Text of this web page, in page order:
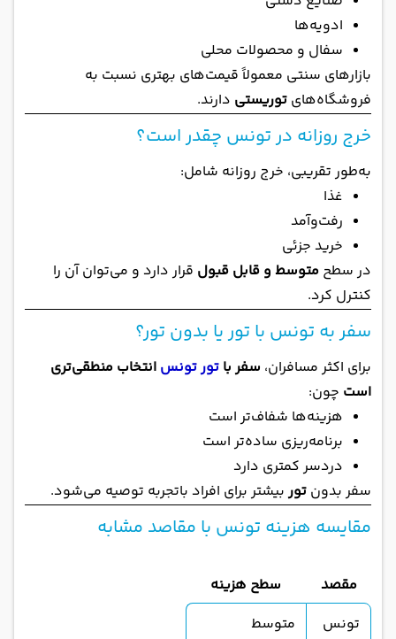
ادویه‌ها
سفال و محصولات محلی
بازارهای سنتی معمولاً قیمت‌های بهتری نسبت به
فروشگاه‌های توریستی دارند.
خرج روزانه در تونس چقدر است؟
به‌طور تقریبی، خرج روزانه شامل:
غذا
رفت‌وآمد
خرید جزئی
در سطح متوسط و قابل قبول قرار دارد و می‌توان آن را
کنترل کرد.
سفر به تونس با تور یا بدون تور؟
برای اکثر مسافران، سفر با تور تونس انتخاب منطقی‌تری
است چون:
هزینه‌ها شفاف‌تر است
برنامه‌ریزی ساده‌تر است
دردسر کمتری دارد
سفر بدون توربیشتر برای افراد باتجربه توصیه می‌شود.
مقایسه هزینه تونس با مقاصد مشابه
مقصد
سطح هزینه
تونس
متوسط